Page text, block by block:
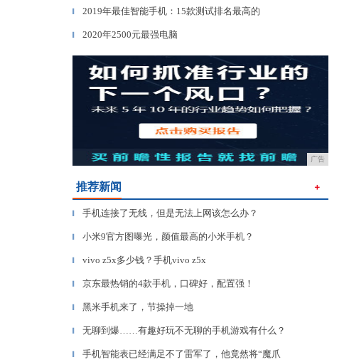
▎ 2019年最佳智能手机：15款测试排名最高的
▎ 2020年2500元最强电脑
广告
推荐新闻 ＋
▎ 手机连接了无线，但是无法上网该怎么办？
▎ 小米9官方图曝光，颜值最高的小米手机？
▎ vivo z5x多少钱？手机vivo z5x
▎ 京东最热销的4款手机，口碑好，配置强！
▎ 黑米手机来了，节操掉一地
▎ 无聊到爆……有趣好玩不无聊的手机游戏有什么？
▎ 手机智能表已经满足不了雷军了，他竟然将“魔爪